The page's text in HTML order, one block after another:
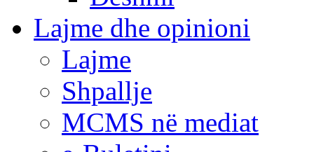
Lajme dhe opinioni
Lajme
Shpallje
MCMS në mediat